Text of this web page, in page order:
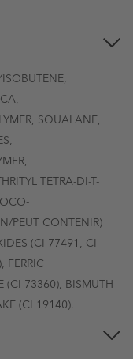
SQUALANE,
TETRA-DI-T-
PEUT CONTENIR)
(CI 77491, CI
FERRIC
(CI 73360), BISMUTH
(CI 19140).